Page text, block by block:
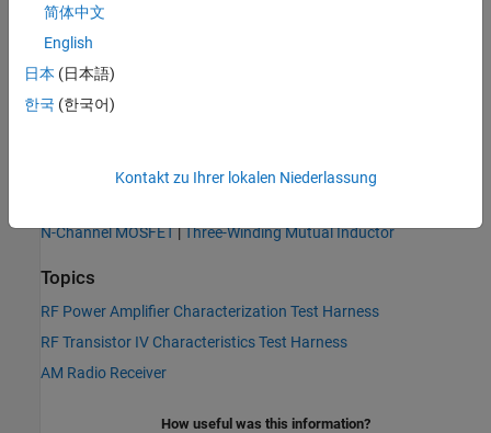
N-Channel MOSFET|Three-Winding Mutual Inductor
Topics
RF Power Amplifier Characterization Test Harness
RF Transistor IV Characteristics Test Harness
AM Radio Receiver
How useful was this information?
简体中文
English
日本 (日本語)
한국 (한국어)
Kontakt zu Ihrer lokalen Niederlassung